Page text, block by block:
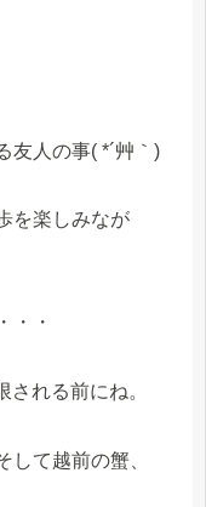
友人の事( *´艸｀)
を楽しみなが
・・
れる前にね。
て越前の蟹、